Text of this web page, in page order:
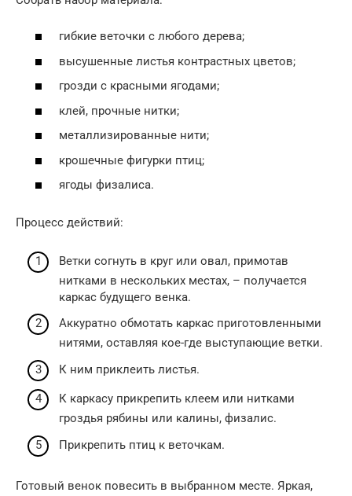
гибкие веточки с любого дерева;
высушенные листья контрастных цветов;
грозди с красными ягодами;
клей, прочные нитки;
металлизированные нити;
крошечные фигурки птиц;
ягоды физалиса.
Процесс действий:
Ветки согнуть в круг или овал, примотав
нитками в нескольких местах, – получается
каркас будущего венка.
Аккуратно обмотать каркас приготовленными
нитями, оставляя кое-где выступающие ветки.
К ним приклеить листья.
К каркасу прикрепить клеем или нитками
гроздья рябины или калины, физалис.
Прикрепить птиц к веточкам.
Готовый венок повесить в выбранном месте. Яркая,